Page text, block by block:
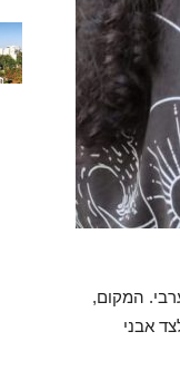
המערבי. המקום,
אבני